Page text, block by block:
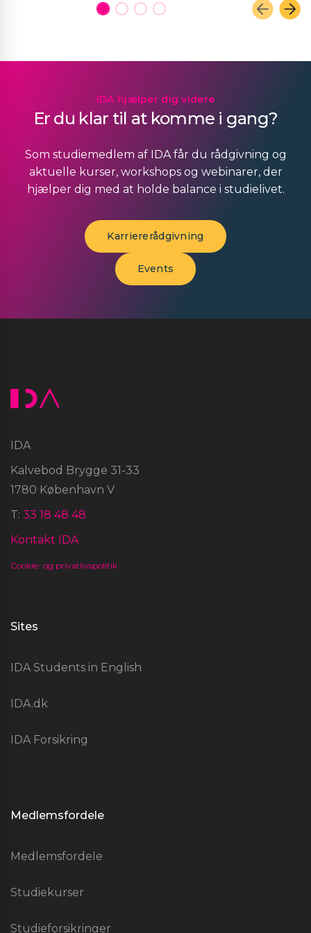
IDA hjælper dig videre
Er du klar til at komme i gang?
Som studiemedlem af IDA får du rådgivning og
aktuelle kurser, workshops og webinarer, der
hjælper dig med at holde balance i studielivet.
Karriererådgivning
Events
IDA
Kalvebod Brygge 31-33
1780 København V
T: 33 18 48 48
Kontakt IDA
Cookie- og privatlivspolitik
Sites
IDA Students in English
IDA.dk
IDA Forsikring
Medlemsfordele
Medlemsfordele
Studiekurser
Studieforsikringer